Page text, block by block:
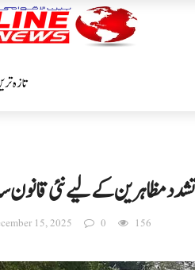
تازہ
مظاہرین کے لیے نئی قانون
15, 2025 0 156